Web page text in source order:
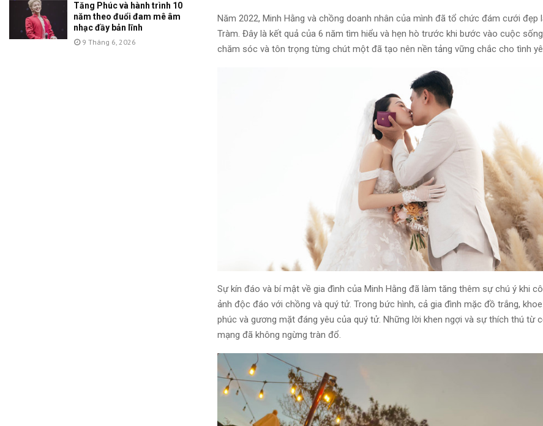
Năm 2022, Minh Hằng và chồng doanh nhân của mình đã tổ chức đám cưới đẹp
Tràm. Đây là kết quả của 6 năm tìm hiểu và hẹn hò trước khi bước vào cuộc
chăm sóc và tôn trọng từng chút một đã tạo nên nền tảng vững chắc cho tình
Sự kín đáo và bí mật về gia đình của Minh Hằng đã làm tăng thêm sự chú ý khi
ảnh độc đáo với chồng và quý tử. Trong bức hình, cả gia đình mặc đồ trắng,
phúc và gương mặt đáng yêu của quý tử. Những lời khen ngợi và sự thích thú từ
mạng đã không ngừng tràn đổ.
Tăng Phúc và hành trình 10
năm theo đuổi đam mê âm
nhạc đầy bản lĩnh
9 Tháng 6, 2026